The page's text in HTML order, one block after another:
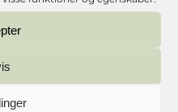
natur og fællesskab
på Knivsbjerg.
og den betagende udsigt
ikoniske scene, hvor